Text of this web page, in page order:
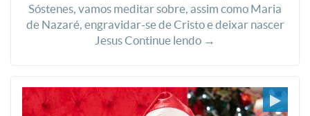
Sóstenes, vamos meditar sobre, assim como Maria
de Nazaré, engravidar-se de Cristo e deixar nascer
Jesus Continue lendo →